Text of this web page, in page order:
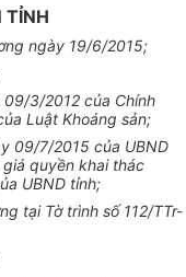
TỈNH
ngày 19/6/2015;
09/3/2012 của Chính
Luật Khoáng sản;
09/7/2015 của UBND
giá quyền khai thác
UBND tỉnh;
tại Tờ trình số 112/TTr-